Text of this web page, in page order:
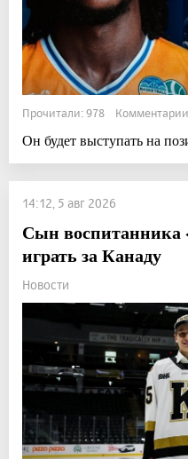
Прочитали: 978
Он будет выступать на
14:12, 5 авг 2026
Сын воспитанника
играть за Канаду
Новости